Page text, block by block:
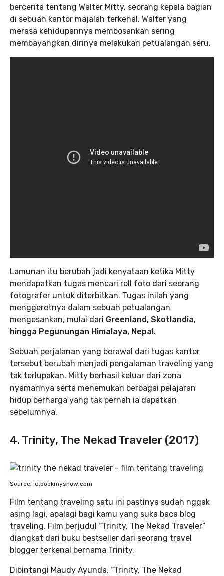
bercerita tentang Walter Mitty, seorang kepala bagian
di sebuah kantor majalah terkenal. Walter yang
merasa kehidupannya membosankan sering
membayangkan dirinya melakukan petualangan seru.
Lamunan itu berubah jadi kenyataan ketika Mitty
mendapatkan tugas mencari roll foto dari seorang
fotografer untuk diterbitkan. Tugas inilah yang
menggeretnya dalam sebuah petualangan
mengesankan, mulai dari Greenland, Skotlandia,
hingga Pegunungan Himalaya, Nepal.
Sebuah perjalanan yang berawal dari tugas kantor
tersebut berubah menjadi pengalaman traveling yang
tak terlupakan. Mitty berhasil keluar dari zona
nyamannya serta menemukan berbagai pelajaran
hidup berharga yang tak pernah ia dapatkan
sebelumnya.
4. Trinity, The Nekad Traveler (2017)
Source: id.bookmyshow.com
Film tentang traveling satu ini pastinya sudah nggak
asing lagi, apalagi bagi kamu yang suka baca blog
traveling. Film berjudul “Trinity, The Nekad Traveler”
diangkat dari buku bestseller dari seorang travel
blogger terkenal bernama Trinity.
Dibintangi Maudy Ayunda, “Trinity, The Nekad